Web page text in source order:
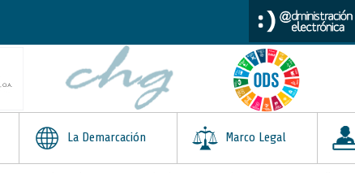
La Demarcación Marco Legal